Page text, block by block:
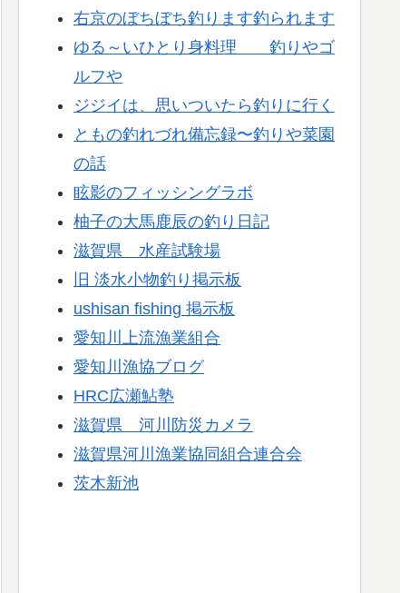
右京のぼちぼち釣ります釣られます
ゆる～いひとり身料理 釣りやゴ
ルフや
ジジイは、思いついたら釣りに行く
ともの釣れづれ備忘録〜釣りや菜園
の話
眩影のフィッシングラボ
柚子の大馬鹿辰の釣り日記
滋賀県 水産試験場
旧 淡水小物釣り掲示板
ushisan fishing 掲示板
愛知川上流漁業組合
愛知川漁協ブログ
HRC広瀬鮎塾
滋賀県 河川防災カメラ
滋賀県河川漁業協同組合連合会
茨木新池